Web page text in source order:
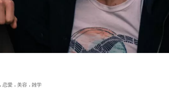
恋愛. 美容 . 雑学